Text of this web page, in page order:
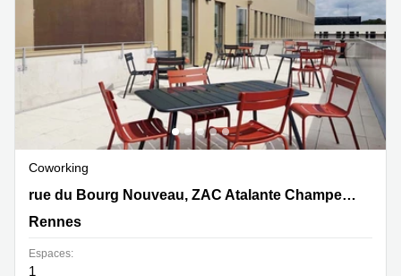
Coworking
18 rue du Bourg Nouveau, ZAC Atalante Champeaux,rue du Bourg Nouveau, ZAC Atalante Champeaux
Rennes
Espaces:
1